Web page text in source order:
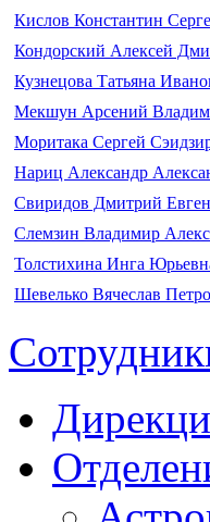
Кислов Константин
Кондорский Алексей
Кузнецова Татьяна
Мекшун Арсений
Моритака Сергей
Нариц Александр
Свиридов Дмитрий
Слемзин Владимир
Толстихина Инга
Шевелько Вячеслав